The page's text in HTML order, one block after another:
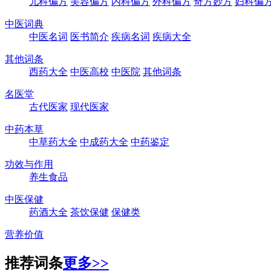
中医词典
中医名词 医书简介 疾病名词 疾病大全
其他词条
西药大全 中医高校 中医院 其他词条
名医堂
古代医家 现代医家
中药本草
中草药大全 中成药大全 中药鉴定
功效与作用
养生食品
中医保健
药酒大全 茶饮保健 保健类
营养价值
推荐词条更多>>